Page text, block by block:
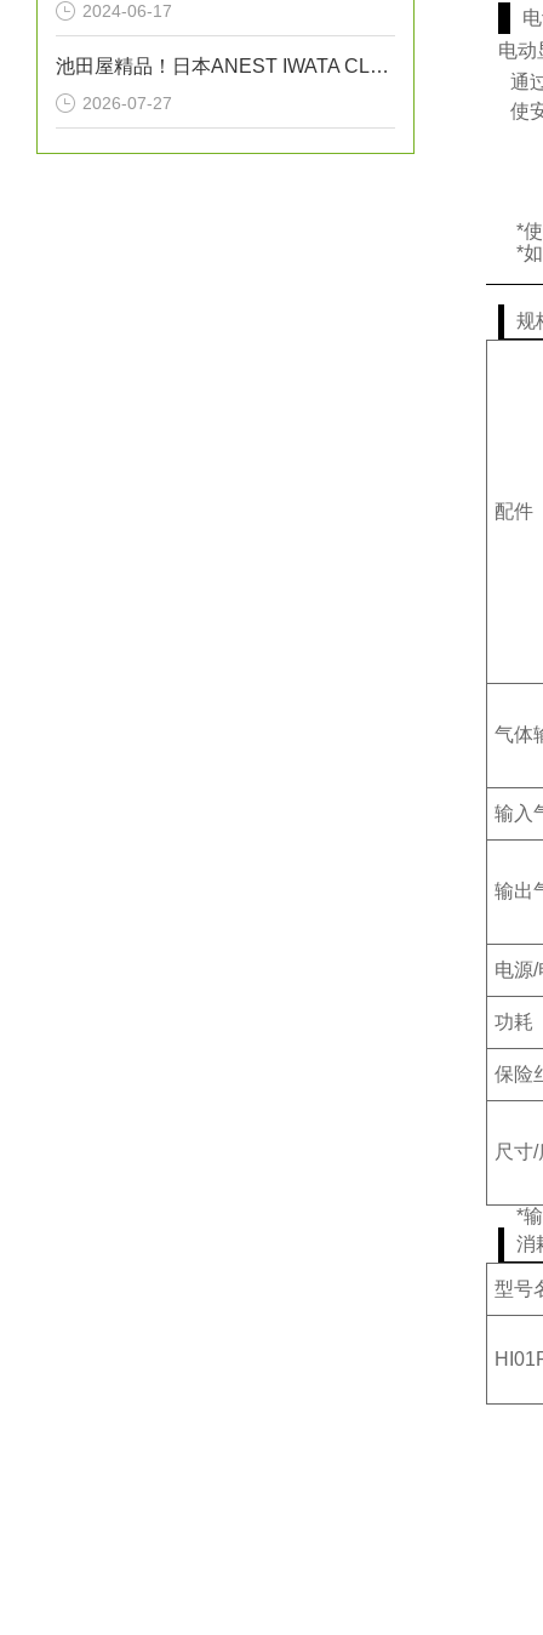
2024-06-17
池田屋精品！日本ANEST IWATA CLBS55E-30增压压缩机
2026-07-27
电动
通
使
*
*
规
配件
气体
输入
输出
电源
功耗
保险
尺寸
*
消
型号